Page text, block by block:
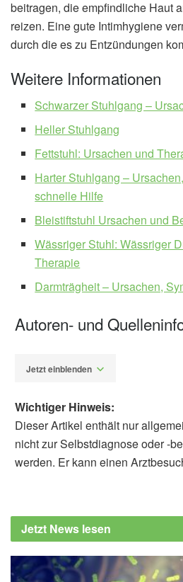
beitragen, die empfindliche Haut
reizen. Eine gute Intimhygiene
durch die es zu Entzündungen
Weitere Informationen
Schwarzer Stuhlgang –
Heller Stuhlgang
Fettstuhl: Ursachen und
Harter Stuhlgang –
schnelle Hilfe
Bleistiftstuhl Ursachen und
Wässriger Stuhl: Wässriger
Therapie
Darmträgheit – Ursachen,
Autoren- und
Jetzt einblenden
Parswa Ansari:
(Abruf 22.08.2019),
P. Layer et al.: S3-
Reizdarmsyndrom:
Wichtiger Hinweis:
Dieser Artikel enthält nur
nicht zur Selbstdiagnose oder -
werden. Er kann einen
Jetzt News lesen